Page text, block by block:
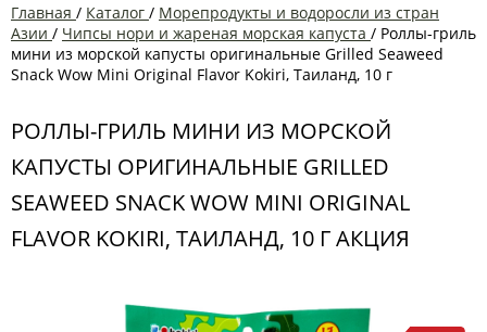
Главная / Каталог / Морепродукты и водоросли из стран
Азии / Чипсы нори и жареная морская капуста / Роллы-гриль
мини из морской капусты оригинальные Grilled Seaweed
Snack Wow Mini Original Flavor Kokiri, Таиланд, 10 г
РОЛЛЫ-ГРИЛЬ МИНИ ИЗ МОРСКОЙ
КАПУСТЫ ОРИГИНАЛЬНЫЕ GRILLED
SEAWEED SNACK WOW MINI ORIGINAL
FLAVOR KOKIRI, ТАИЛАНД, 10 Г АКЦИЯ